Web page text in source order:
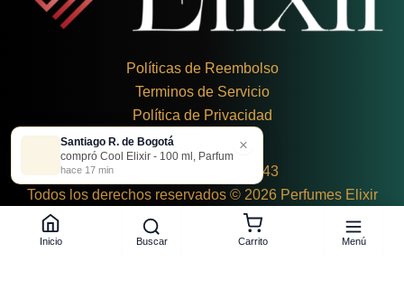
Políticas de Reembolso
Terminos de Servicio
Política de Privacidad
+57 324 248 8379
Carrera 19 Dbis #1C-43
Todos los derechos reservados © 2026 Perfumes Elixir
Inicio Buscar Carrito Menú
Santiago R. de Bogotá
compró Cool Elixir - 100 ml, Parfum
hace 17 min
×